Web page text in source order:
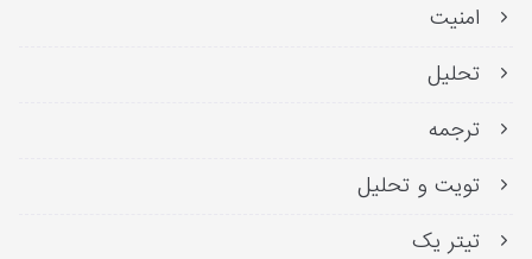
امنیت
تحلیل
ترجمه
تویت و تحلیل
تیتر یک